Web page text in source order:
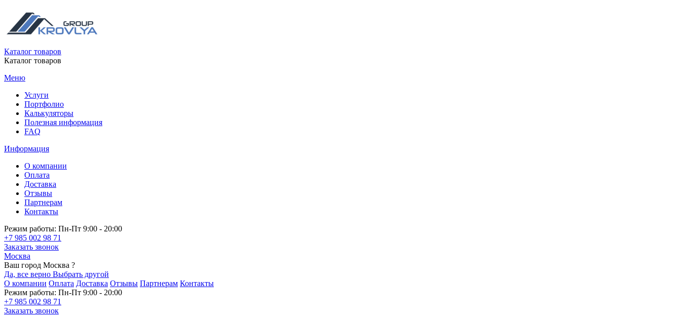
Каталог товаров
Каталог товаров
Меню
Услуги
Портфолио
Калькуляторы
Полезная информация
FAQ
Информация
О компании
Оплата
Доставка
Отзывы
Партнерам
Контакты
Режим работы: Пн-Пт 9:00 - 20:00
+7 985 002 98 71
Заказать звонок
Москва
Ваш город Москва ?
Да, все верно Выбрать другой
О компании Оплата Доставка Отзывы Партнерам Контакты
Режим работы: Пн-Пт 9:00 - 20:00
+7 985 002 98 71
Заказать звонок